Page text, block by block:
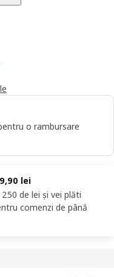
o rambursare
lei
de lei și vei plăti
comenzi de până